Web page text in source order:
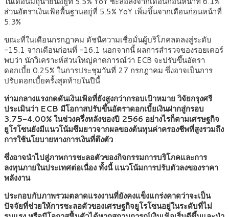
ส่วนอัตราเงินเฟ้อพื้นฐานอยู่ที่ 5.5% YoY เพิ่มขึ้นจากเดือนก่อนหน้าที่
5.3%
ขณะที่ในเดือนกรกฎาคม ดัชนีความเชื่อมั่นผู้บริโภคลดลงสู่ระดับ
-15.1 จากเดือนก่อนที่ -16.1 นอกจากนี้ ผลการสำรวจของรอยเตอร์
พบว่า นักวิเคราะห์ส่วนใหญ่คาดการณ์ว่า ECB จะปรับขึ้นอัตรา
ดอกเบี้ย 0.25% ในการประชุมวันที่ 27 กรกฎาคม ซึ่งอาจเป็นการ
ปรับดอกเบี้ยครั้งสุดท้ายในปีนี้
ท่ามกลางแรงกดดันเงินเฟ้อที่ยังสูงกว่ากรอบเป้าหมาย วิจัยกรุงศรี
ประเมินว่า ECB มีโอกาสปรับขึ้นอัตราดอกเบี้ยเงินฝากสู่กรอบ
3.75-4.00% ในช่วงครึ่งหลังของปี 2566 อย่างไรก็ตามเศรษฐกิจ
ยูโรโซนยังมีแนวโน้มซึมยาวจากผลของต้นทุนค่าครองชีพที่สูงรวมถึง
การใช้นโยบายทางการเงินที่ตึงตัว
ซึ่งอาจนำไปสู่ภาพการชะลอตัวของกิจกรรมการบริโภคและการ
ลงทุนภายในประเทศต่อเนื่อง ทั้งนี้ แนวโน้มการปรับตัวลงของราคา
พลังงาน
ประกอบกับภาพรวมตลาดแรงงานที่ยังคงแข็งแกร่งคาดว่าจะเป็น
ปัจจัยที่ช่วยให้การชะลอตัวของเศรษฐกิจยูโรโซนอยู่ในระดับที่ไม่